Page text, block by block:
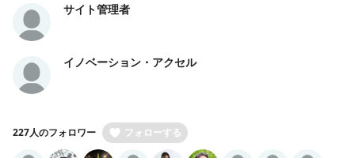
サイト管理者
イノベーション・アクセル
227人のフォロワー フォローする